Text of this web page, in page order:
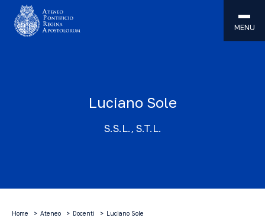
MENU
Luciano Sole
S.S.L., S.T.L.
Home Ateneo Docenti Luciano Sole